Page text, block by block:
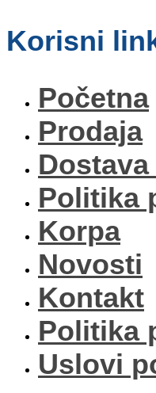
Korisni
Početna
Prodaja
Politika
Korpa
Novosti
Kontakt
Politika
Uslovi